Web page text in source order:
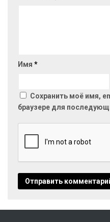
Имя *
Сохранить моё имя,
браузере для